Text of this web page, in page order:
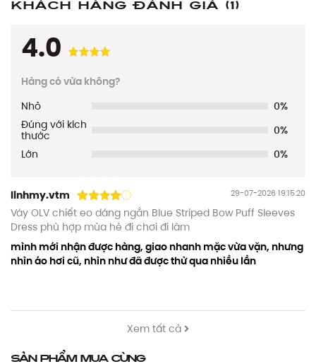
Khách hàng đánh giá (1)
4.0
Hàng có vừa không?
Nhỏ
0%
Đúng với kích
thước
0%
Lớn
0%
linhmy.vtm 29-07-2026 19:15:20
Váy OLV chiết eo dáng ngắn Blue Striped Bow Puff Sleeves
Dress phù hợp mùa hè đi chơi đi làm
mình mới nhận được hàng, giao nhanh mặc vừa vặn, nhưng
nhìn áo hơi cũ, nhìn như đã được thử qua nhiều lần
Xem tất cả
Sản phẩm mua cùng